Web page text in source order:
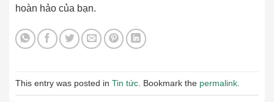
hoàn hảo của bạn.
This entry was posted in Tin tức . Bookmark the permalink